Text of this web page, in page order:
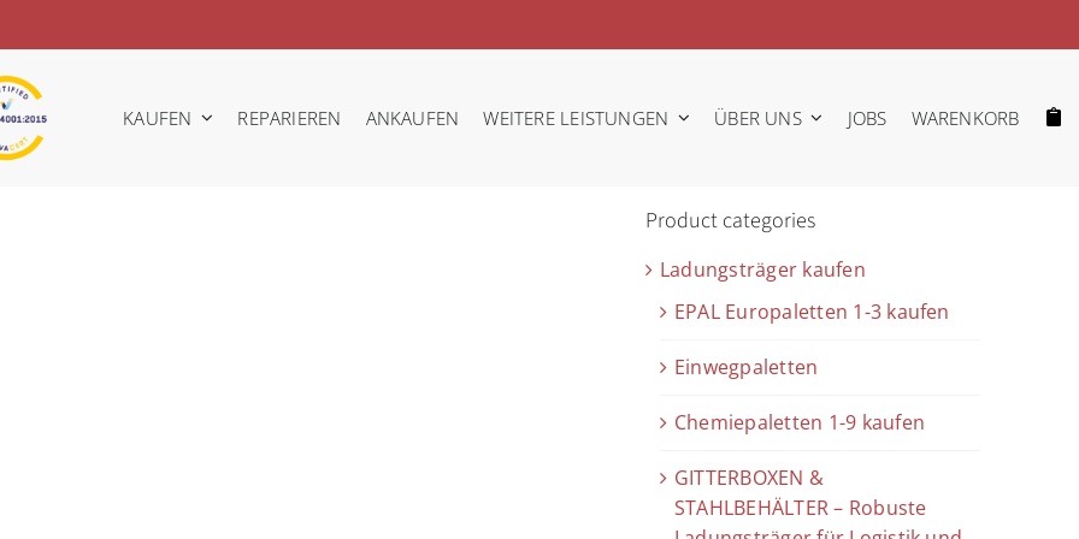
KAUFEN REPARIEREN ANKAUFEN WEITERE LEISTUNGEN ÜBER UNS JOBS WARENKORB
Product categories
Ladungsträger kaufen
EPAL Europaletten 1-3 kaufen
Einwegpaletten
Chemiepaletten 1-9 kaufen
GITTERBOXEN &
STAHLBEHÄLTER – Robuste